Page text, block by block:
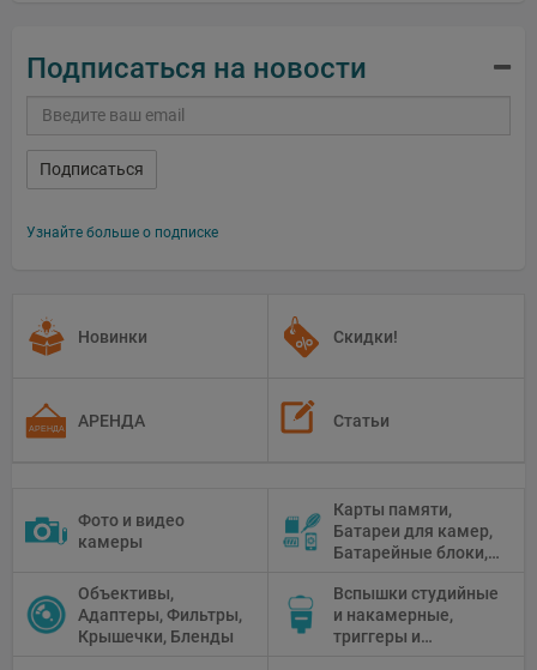
Подписаться на новости
Подписаться
Узнайте больше о подписке
Новинки Скидки!
АРЕНДА Статьи
Фото и видео
камеры
Карты памяти,
Батареи для камер,
Батарейные блоки,
Объективы,
Адаптеры, Фильтры,
Крышечки, Бленды
Вспышки студийные
и накамерные,
триггеры и